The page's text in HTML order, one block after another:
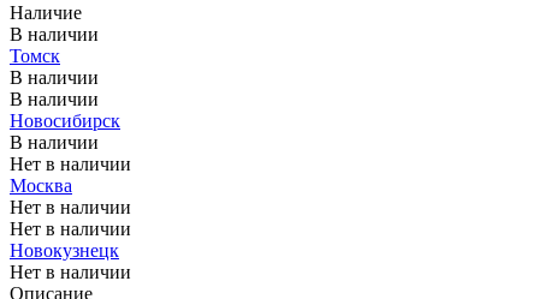
Наличие
В наличии
Томск
В наличии
В наличии
Новосибирск
В наличии
Нет в наличии
Москва
Нет в наличии
Нет в наличии
Новокузнецк
Нет в наличии
Описание